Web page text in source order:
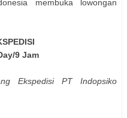
membuka lowongan
9 Jam
Ekspedisi PT Indopsiko